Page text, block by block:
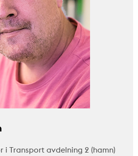
i Transport avdelning 2 (hamn)